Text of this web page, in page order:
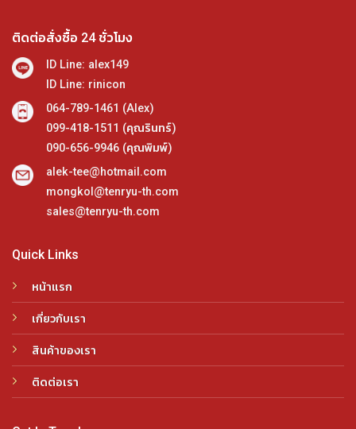
Quick Links
หน้าแรก
เกี่ยวกับเรา
สินค้าของเรา
ติดต่อเรา
ติดต่อสั่งซื้อ 24 ชั่วโมง
ID Line: alex149
ID Line: rinicon
064-789-1461 (Alex)
099-418-1511 (คุณรินทร์)
090-656-9946 (คุณพิมพ์)
alek-tee@hotmail.com
mongkol@tenryu-th.com
sales@tenryu-th.com